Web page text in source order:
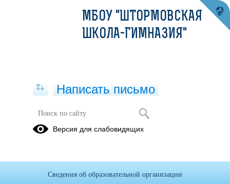
Платформа "Сириус"
платформе
МБОУ "ШТОРМОВСКАЯ
ШКОЛА-ГИМНАЗИЯ"
Написать письмо
Версия для слабовидящих
Сведения об образовательной организации